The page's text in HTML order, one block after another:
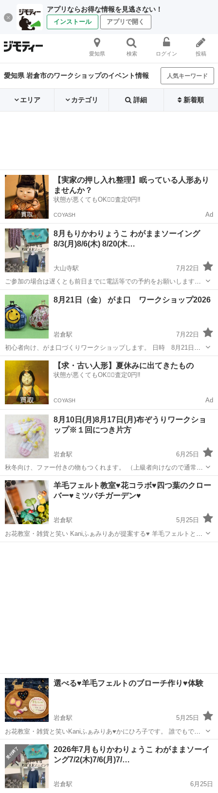
アプリならお得な情報を見逃さない！
インストール アプリで開く
愛知県 検索 ログイン 投稿
愛知県 岩倉市のワークショップのイベント情報 人気キーワード
エリア カテゴリ 詳細 新着順
【実家の押し入れ整理】眠っている人形あり
ませんか？
状態が悪くてもOK🙆‍♀️査定0円‼️
COYASH Ad
8月もりかわりょうこ わがままソーイング
8/3(月)8/6(木) 8/20(木…
大山寺駅
7月22日
ご参加の場合は遅くとも前日までに電話等での予約をお願いします。
自由に好きなものを作れるコースです。 ミシン初心者さん、 おうちに
ミシンがない方、 刺繍ミシンを試してみたい方、 いろいろなアイテム
を作りたい...
愛知 岩倉市 大山寺駅 ワークショップ
8月21日（金） がま口 ワークショップ2026
岩倉駅
7月22日
初心者向け、がま口づくりワークショップします。 日時 8月21日
（金） 13：00～14：30 持ち物 縫い針 縫い糸 待ち針 ハサミ
（布、糸切り用） ボンド（口先が細く金属に使える物） 目打ち（マイ
ナスド...
愛知 岩倉市 岩倉駅 ワークショップ がま口
【求・古い人形】夏休みに出てきたもの
状態が悪くてもOK🙆‍♀️査定0円‼️
COYASH Ad
8月10日(月)8月17日(月)布ぞうりワークショ
ップ※１回につき片方
岩倉駅
6月25日
秋冬向け、ファー付きの物もつくれます。 （上級者向けなので通常の
ものを一度作られたお客様に限ります。） 専用の編み台を使うので、
驚くほどしっかり出来上がります。 編み台はお貸しします。編み台の
作り方もご指導します。...
愛知 岩倉市 岩倉駅 ワークショップ 作り方
羊毛フェルト教室♥花コラボ♥四つ葉のクロー
バー♥ミツバチガーデン♥
岩倉駅
5月25日
お花教室・雑貨と笑い Kaniふぁみりあが提案する♥ 羊毛フェルトとお
花のコラボレーション作品です♥ ミツバチがゆらゆら揺れる～～可愛
選べる♥羊毛フェルトのブローチ作り♥体験
岩倉駅
5月25日
お花教室・雑貨と笑いKaniふぁみりあ♥かにひろ子です。 誰でもでき
る、気軽な手芸羊毛フェルト、羊毛フェルトのブローチ作りの体験ワ
ークショップ始めました。 PTA、こども会、学校行事など・・・出張
レッスンもやってます。 ...
愛知 岩倉市 岩倉駅 ワークショップ
2026年7月もりかわりょうこ わがままソーイ
ング7/2(木)7/6(月)7/…
岩倉駅
6月25日